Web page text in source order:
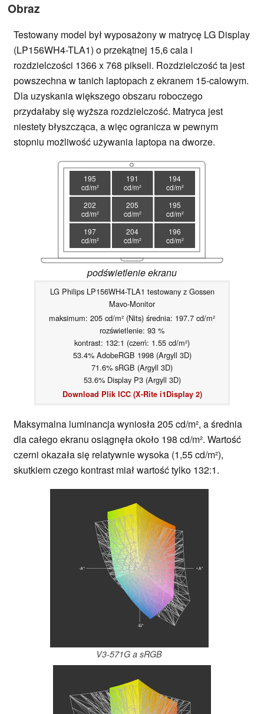
Obraz
Testowany model był wyposażony w matrycę LG Display
(LP156WH4-TLA1) o przekątnej 15,6 cala i
rozdzielczości 1366 x 768 pikseli. Rozdzielczość ta jest
powszechna w tanich laptopach z ekranem 15-calowym.
Dla uzyskania większego obszaru roboczego
przydałaby się wyższa rozdzielczość. Matryca jest
niestety błyszcząca, a więc ogranicza w pewnym
stopniu możliwość używania laptopa na dworze.
195
cd/m²
191
cd/m²
194
cd/m²
202
cd/m²
205
cd/m²
195
cd/m²
197
cd/m²
204
cd/m²
196
cd/m²
podświetlenie ekranu
LG Philips LP156WH4-TLA1 testowany z Gossen
Mavo-Monitor
maksimum: 205 cd/m² (Nits) średnia: 197.7 cd/m²
rozświetlenie: 93 %
kontrast: 132:1 (czerń: 1.55 cd/m²)
53.4% AdobeRGB 1998 (Argyll 3D)
71.6% sRGB (Argyll 3D)
53.6% Display P3 (Argyll 3D)
Download Plik ICC (X-Rite i1Display 2)
Maksymalna luminancja wyniosła 205 cd/m², a średnia
dla całego ekranu osiągnęła około 198 cd/m². Wartość
czerni okazała się relatywnie wysoka (1,55 cd/m²),
skutkiem czego kontrast miał wartość tylko 132:1.
V3-571G a sRGB